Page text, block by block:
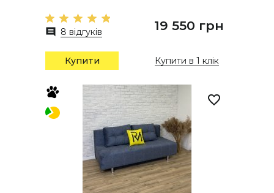
8 відгуків 19 550 грн
Купити Купити в 1 клік